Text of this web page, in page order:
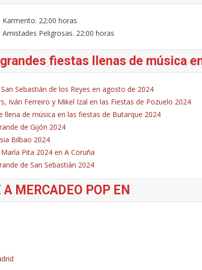
22:00 horas
Peligrosas. 22:00 horas
fiestas llenas de música
Sebastián de los Reyes en agosto de 2024
Iván Ferreiro y Mikel Izal en las Fiestas de Pozuelo 2024
llena de música en las fiestas de Butarque 2024
de Gijón 2024
Bilbao 2024
Pita 2024 en A Coruña
de San Sebastián 2024
A MERCADEO POP EN